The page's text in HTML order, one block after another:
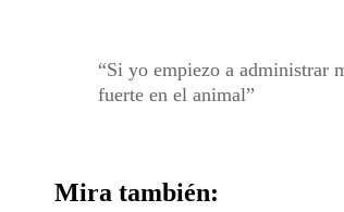
Si yo empiezo a administrar
fuerte en el animal
Mira también: